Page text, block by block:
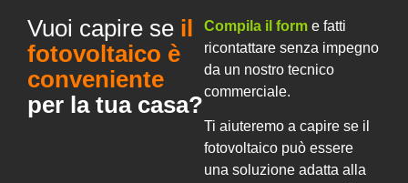
Vuoi capire se il
fotovoltaico è
conveniente
per la tua casa?
Compila il form e fatti
ricontattare senza impegno
da un nostro tecnico
commerciale.
Ti aiuteremo a capire se il
fotovoltaico può essere
una soluzione adatta alla